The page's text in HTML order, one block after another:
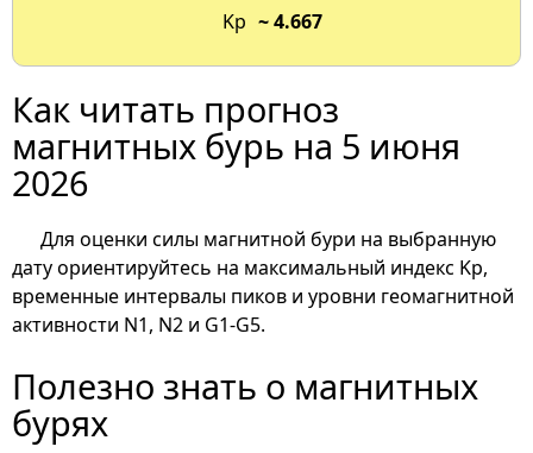
Kp ~ 4.667
Как читать прогноз
магнитных бурь на 5 июня
2026
Для оценки силы магнитной бури на выбранную
дату ориентируйтесь на максимальный индекс Kp,
временные интервалы пиков и уровни геомагнитной
активности N1, N2 и G1-G5.
Полезно знать о магнитных
бурях